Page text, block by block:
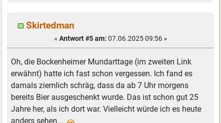
Skirtedman
« Antwort #5 am: 07.06.2025 09:56 »
Oh, die Bockenheimer Mundarttage (im zweiten Link
erwähnt) hatte ich fast schon vergessen. Ich fand es
damals ziemlich schräg, dass da ab 7 Uhr morgens
bereits Bier ausgeschenkt wurde. Das ist schon gut 25
Jahre her, als ich dort war. Vielleicht würde ich es heute
anders sehen...